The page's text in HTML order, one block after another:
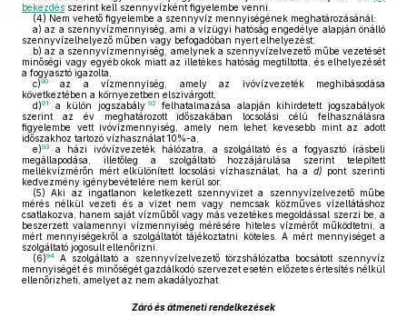
bekezdés szerint kell szennyvízként figyelembe venni.
(4) Nem vehető figyelembe a szennyvíz mennyiségének meghatározásánál:
a) az a szennyvízmennyiség, ami a vízügyi hatóság engedélye alapján önálló
szennyvízelhelyező műben vagy befogadóban nyert elhelyezést;
b) az a szennyvízmennyiség, amelynek a szennyvízelvezető műbe vezetését
minőségi vagy egyéb okok miatt az illetékes hatóság megtiltotta, és elhelyezését
a fogyasztó igazolta,
c)90
az a vízmennyiség, amely az ivóvízvezeték meghibásodása
következtében a környezetben elszivárgott,
d)91 a külön jogszabály 92
felhatalmazása alapján kihirdetett jogszabályok
szerint az év meghatározott időszakában locsolási célú felhasználásra
figyelembe vett ivóvízmennyiség, amely nem lehet kevesebb mint az adott
időszakhoz tartozó vízhasználat 10%-a,
e)93
a házi ivóvízvezeték hálózatra, a szolgáltató és a fogyasztó írásbeli
megállapodása, illetőleg a szolgáltató hozzájárulása szerint telepített
mellékvízmérőn mért elkülönített locsolási vízhasználat, ha a d) pont szerinti
kedvezmény igénybevételére nem kerül sor.
(5) Aki az ingatlanon keletkezett szennyvizet a szennyvízelvezető műbe
mérés nélkül vezeti és a vizet nem vagy nemcsak közműves vízellátáshoz
csatlakozva, hanem saját vízműből vagy más vezetékes megoldással szerzi be, a
beszerzett valamennyi vízmennyiség mérésére hiteles vízmérőt működtetni, a
mért mennyiségekről a szolgáltatót tájékoztatni köteles. A mért mennyiséget a
szolgáltató jogosult ellenőrizni.
(6)94
A szolgáltató a szennyvízelvezető törzshálózatba bocsátott szennyvíz
mennyiségét és minőségét gazdálkodó szervezet esetén előzetes értesítés nélkül
ellenőrizheti, amelyet az nem akadályozhat.
Záró és átmeneti rendelkezések